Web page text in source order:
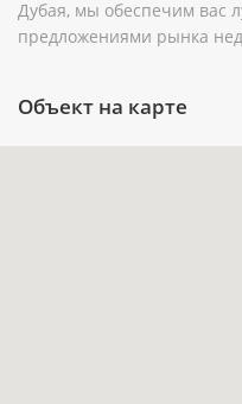
Площадь 204,5
стандартный
Балкон и
Дубая, мы обеспечим вас
предложениями рынка
Объект на карте